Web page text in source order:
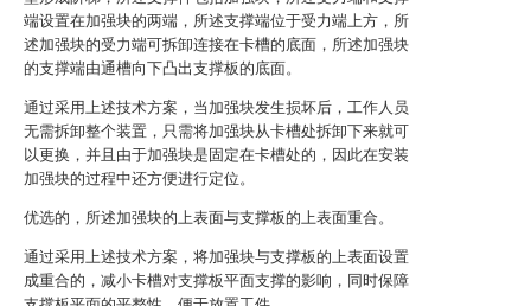
端设置在加强块的两端，所述支撑端位于受力端上方，所
述加强块的受力端可拆卸连接在卡槽的底面，所述加强块
的支撑端由通槽向下凸出支撑板的底面。
通过采用上述技术方案，当加强块发生损坏后，工作人员
无需拆卸整个装置，只需将加强块从卡槽处拆卸下来就可
以更换，并且由于加强块是固定在卡槽处的，因此在安装
加强块的过程中还方便进行定位。
优选的，所述加强块的上表面与支撑板的上表面重合。
通过采用上述技术方案，将加强块与支撑板的上表面设置
成重合的，减小卡槽对支撑板平面支撑的影响，同时保障